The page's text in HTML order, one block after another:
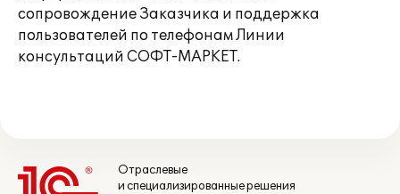
сопровождение Заказчика и поддержка
пользователей по телефонам Линии
консультаций СОФТ-МАРКЕТ.
Отраслевые
и специализированные решения